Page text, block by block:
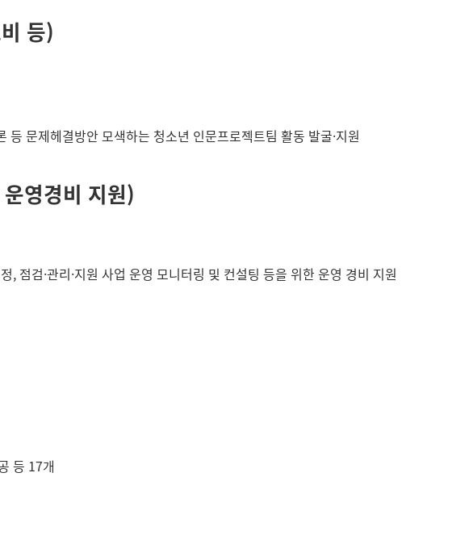
등)
문제헤결방안 모색하는 청소년 인문프로젝트팀 활동 발굴·지원
영경비 지원)
점검·관리·지원 사업 운영 모니터링 및 컨설팅 등을 위한 운영 경비 지원
등 17개